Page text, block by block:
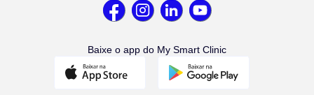
Baixe o app do My Smart Clinic